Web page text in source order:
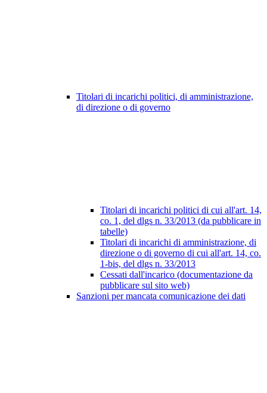
Titolari di incarichi politici, di amministrazione,
di direzione o di governo
Titolari di incarichi politici di cui all'art. 14,
co. 1, del dlgs n. 33/2013 (da pubblicare in
tabelle)
Titolari di incarichi di amministrazione, di
direzione o di governo di cui all'art. 14, co.
1-bis, del dlgs n. 33/2013
Cessati dall'incarico (documentazione da
pubblicare sul sito web)
Sanzioni per mancata comunicazione dei dati